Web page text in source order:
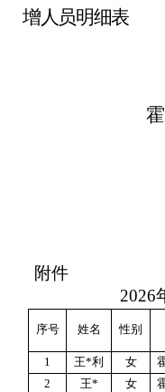
增人员明细表
附件
2026
序号 姓名 性别
1 王*利 女
2
王* 女